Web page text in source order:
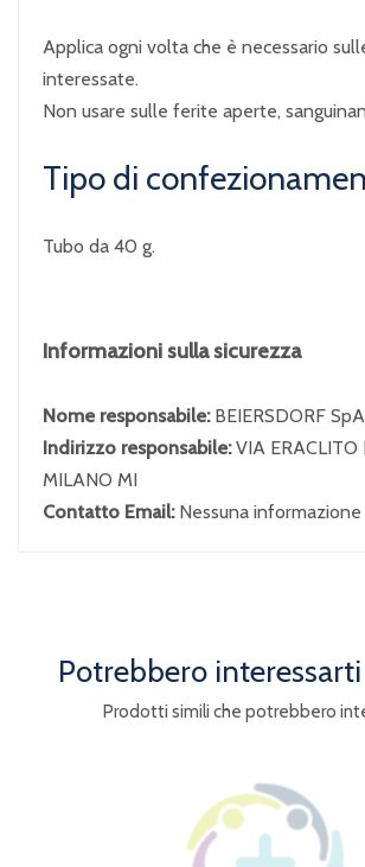
Applica ogni volta che è necessario
interessate.
Non usare sulle ferite aperte,
Tipo di
Tubo da 40 g.
Informazioni sulla sicurezza
Nome responsabile: BEIERSDORF SpA
Indirizzo responsabile:VIA ERACLITO
MILANO MI
Contatto Email: Nessuna informazione
Potrebbero interessarti
Prodotti simili che potrebbero